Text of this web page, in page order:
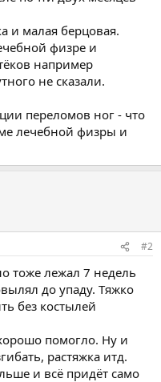
и малая берцовая.
физре и
например
не сказали.
переломов ног - что
лечебной физры и
#2
тоже лежал 7 недель
до упаду. Тяжко
без костылей
помогло. Ну и
растяжка итд.
и всё придёт само